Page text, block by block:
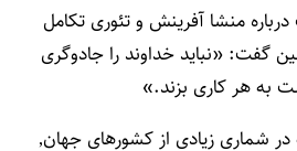
منشا آفرینش و تئوری تکامل
گفت: «نباید خداوند را جادوگری
به هر کاری بزند.»
شماری زیادی از کشورهای جهان٬